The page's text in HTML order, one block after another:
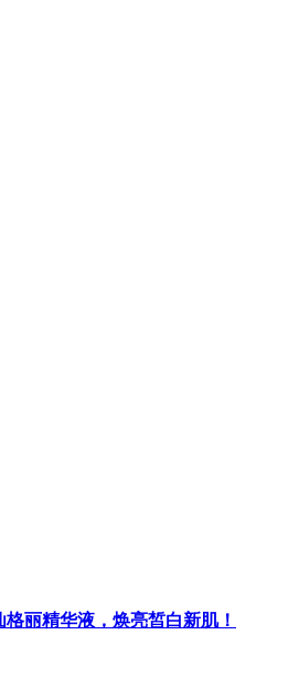
格丽精华液，焕亮皙白新肌！